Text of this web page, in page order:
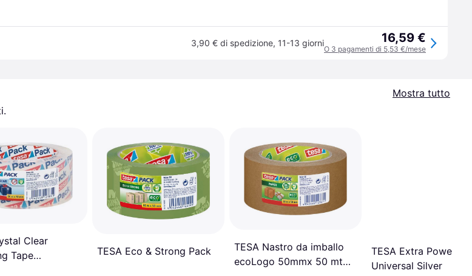
3,90 € di spedizione, 11-13 giorni 16,59 €
O 3 pagamenti di 5,53 €/mese
Mostra tutto
Clear
Tape
TESA Eco & Strong Pack
TESA Nastro da imballo
ecoLogo 50mmx 50 mt
TESA Extra Power
Universal Silver